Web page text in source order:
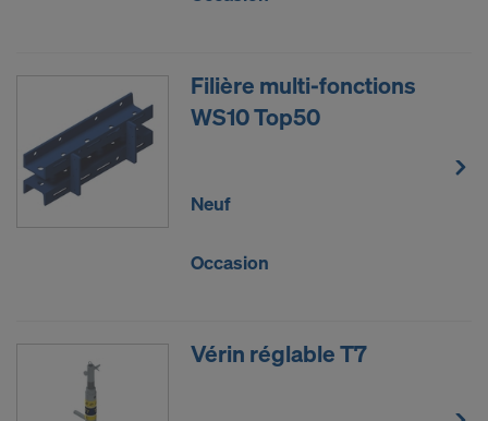
Filière multi-fonctions
WS10 Top50
Neuf
Occasion
Vérin réglable T7